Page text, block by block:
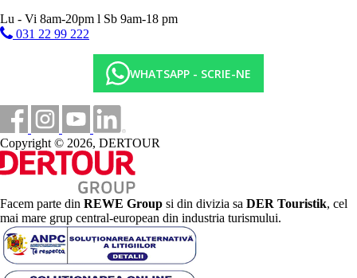
Lu - Vi 8am-20pm l Sb 9am-18 pm
031 22 99 222
WHATSAPP - SCRIE-NE
Copyright © 2026, DERTOUR
Facem parte din REWE Group si din divizia sa DER Touristik, cel
mai mare grup central-european din industria turismului.